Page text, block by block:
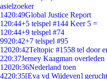
asielzoeker
1420:49Global Justice Report
1 20:44+5 telspel #144 Keer 5 =
1 20:44+9 telspel #74
9920:42+7 telspel #95
12020:42Teltopic #1558 tel door
220:37Jerney Kaagman overleden
12020:36Nederland toen
4220:35[Eva vd Wijdeven]